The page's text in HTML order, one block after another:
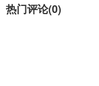
热门评论(0)